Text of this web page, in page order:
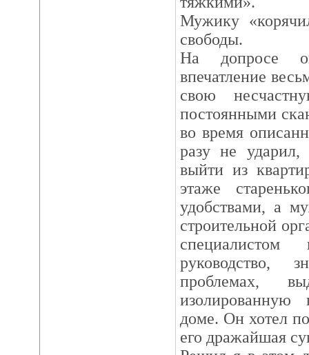
Мужику
свободы.
На допросе
впечатление
свою
постоянными
во время
разу не ударил,
выйти из
этаже
удобствами, а
строительной
проблемах,
изолированную
доме. Он хотел
его дражайшая